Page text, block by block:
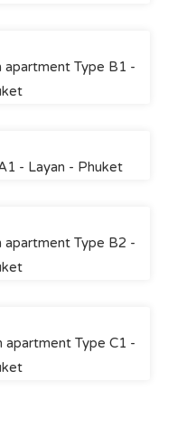
apartment Type B1 -
- Layan - Phuket
apartment Type B2 -
apartment Type C1 -